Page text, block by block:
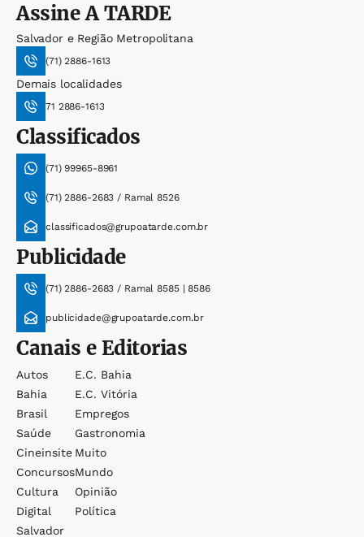
AssineA TARDE
Salvador e Região Metropolitana
(71) 2886-1613
Demais localidades
71 2886-1613
Classificados
(71) 99965-8961
(71) 2886-2683 / Ramal 8526
classificados@grupoatarde.com.br
Publicidade
(71) 2886-2683 / Ramal 8585 | 8586
publicidade@grupoatarde.com.br
Canais e Editorias
Autos
Bahia
Brasil
Saúde
Cineinsite
Concursos
Cultura
Digital
Salvador
E.c. Bahia
E.c. Vitória
Empregos
Gastronomia
Muito
Mundo
Opinião
Política